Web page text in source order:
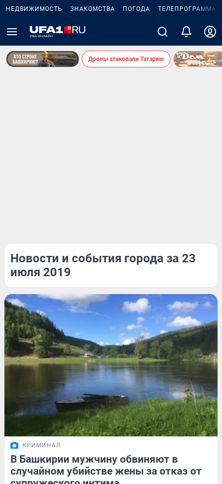
НЕДВИЖИМОСТЬ ЗНАКОМСТВА ПОГОДА ТЕЛЕПРОГРАММА
Дроны атаковали Татарию
Новости и события города за 23
июля 2019
КРИМИНАЛ
В Башкирии мужчину обвиняют в
случайном убийстве жены за отказ от